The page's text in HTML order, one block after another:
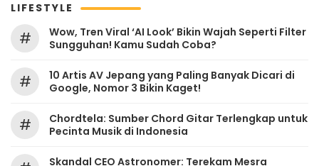
LIFESTYLE
#
Wow, Tren Viral ‘AI Look’ Bikin Wajah Seperti Filter
Sungguhan! Kamu Sudah Coba?
#
10 Artis AV Jepang yang Paling Banyak Dicari di
Google, Nomor 3 Bikin Kaget!
#
Chordtela: Sumber Chord Gitar Terlengkap untuk
Pecinta Musik di Indonesia
Skandal CEO Astronomer: Terekam Mesra